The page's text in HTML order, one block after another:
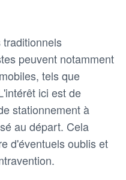
peuvent notamment
tels que
ici est de
stationnement à
au départ. Cela
d'éventuels oublis et